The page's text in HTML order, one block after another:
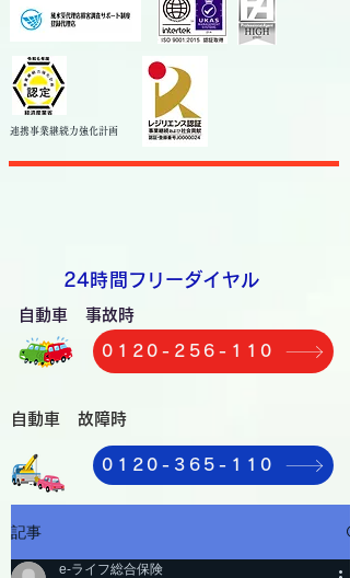
連携事業継続力強化計画
​24時間フリーダイヤル
自動車 事故時
0120-256-110
自動車 故障時
0120-365-110
記事
e-ライフ総合保険